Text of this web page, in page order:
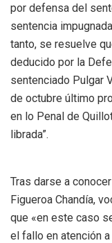
por defensa del
sentencia
tanto, se resuelve
deducido por la
sentenciado Pulgar
de octubre último
en lo Penal de
librada”.
Tras darse a
Figueroa Chandía,
que «en este caso
el fallo en atención